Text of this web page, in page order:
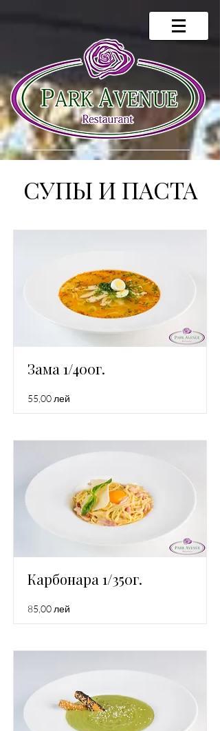
СУПЫ И ПАСТА
Зама 1/400г.
55,00 лей
Карбонара 1/350г.
85,00 лей